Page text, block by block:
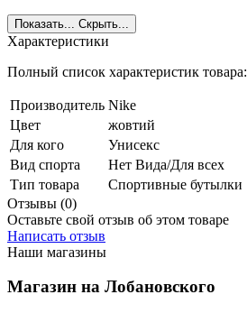
Показать... Скрыть...
Характеристики
Полный список характеристик товара:
Производитель Nike
Цвет
жовтий
Для кого
Унисекс
Вид спорта
Нет Вида/Для всех
Тип товара
Спортивные бутылки
Отзывы (0)
Оставьте свой отзыв об этом товаре
Написать отзыв
Наши магазины
Магазин на Лобановского